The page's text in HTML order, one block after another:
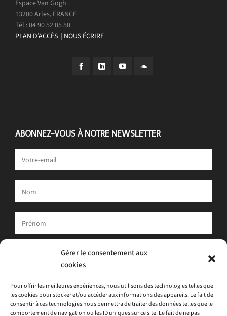
Gérer le consentement aux
cookies
Pour offrir les meilleures expériences, nous utilisons des technologies telles que
les cookies pour stocker et/ou accéder aux informations des appareils. Le fait de
consentir à ces technologies nous permettra de traiter des données telles que le
comportement de navigation ou les ID uniques sur ce site. Le fait de ne pas
Espace Van Gogh
13200 Arles, FRANCE
Tél : 04 90 52 05 50
PLAN D’ACCÈS | NOUS ÉCRIRE
ABONNEZ-VOUS À NOTRE NEWSLETTER
Votre adresse e-mail est uniquement utilisée pour vous envoyer
notre newsletter et des informations sur les activités d'ATLAS.
la newsletter.
J'acceptela politique de confidentialité